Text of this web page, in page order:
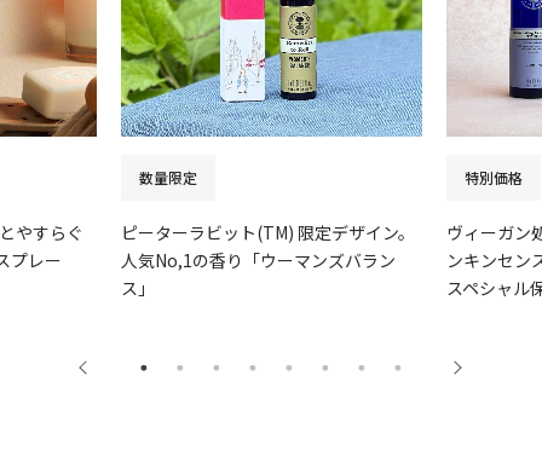
やすらぐ
プレー
数量限定
ピーターラビット(TM) 限定デザイン。
人気No,1の香り「ウーマンズバラン
ス」
特別価格
ヴィーガン
ンキンセン
スペシャル